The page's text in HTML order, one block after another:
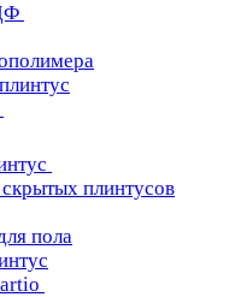
плинтусов
пола